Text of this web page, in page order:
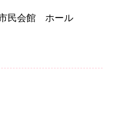
市民会館 ホール